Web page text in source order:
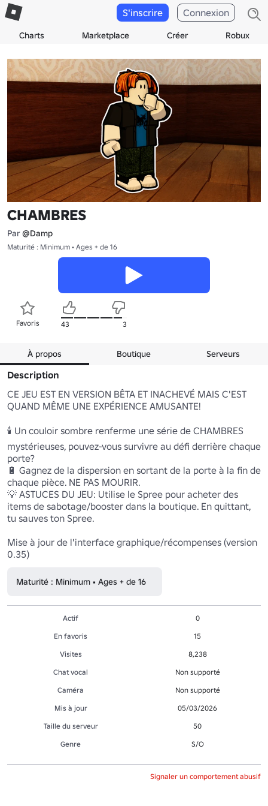
Charts Marketplace Créer Robux
S'inscrire Connexion
CHAMBRES
Par @Damp
Maturité : Minimum • Ages + de 16
Favoris 43 3
À propos Boutique Serveurs
Description
CE JEU EST EN VERSION BÊTA ET INACHEVÉ MAIS C'EST
QUAND MÊME UNE EXPÉRIENCE AMUSANTE!
🕯️ Un couloir sombre renferme une série de CHAMBRES
mystérieuses, pouvez-vous survivre au défi derrière chaque
porte?
🔋 Gagnez de la dispersion en sortant de la porte à la fin de
chaque pièce. NE PAS MOURIR.
💡 ASTUCES DU JEU: Utilise le Spree pour acheter des
items de sabotage/booster dans la boutique. En quittant,
tu sauves ton Spree.
Mise à jour de l'interface graphique/récompenses (version
0.35)
Maturité : Minimum • Ages + de 16
Actif
0
En favoris
15
Visites
8,238
Chat vocal
Non supporté
Caméra
Non supporté
Mis à jour
05/03/2026
Taille du serveur
50
Genre
S/O
Signaler un comportement abusif